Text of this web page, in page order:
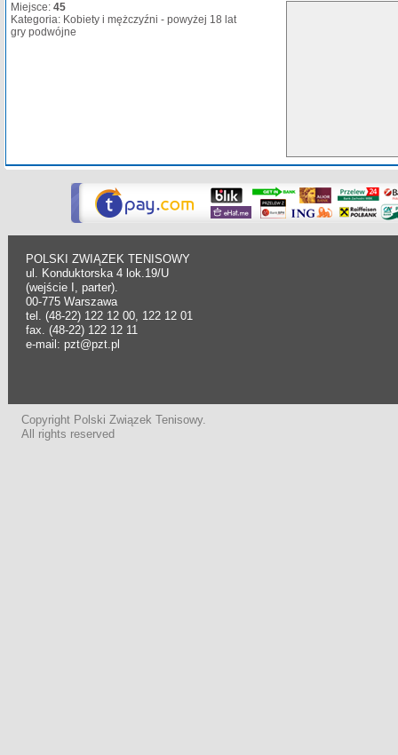
Miejsce: 45
Kategoria: Kobiety i mężczyźni - powyżej 18 lat
gry podwójne
POLSKI ZWIĄZEK TENISOWY
ul. Konduktorska 4 lok.19/U
(wejście I, parter).
00-775 Warszawa
tel. (48-22) 122 12 00, 122 12 01
fax. (48-22) 122 12 11
e-mail: pzt@pzt.pl
Copyright Polski Związek Tenisowy.
All rights reserved